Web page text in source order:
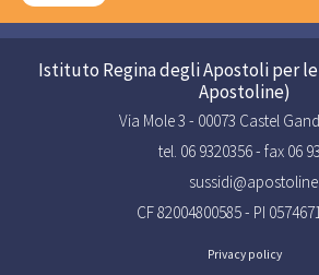
Istituto Regina degli Apostoli per
Apostoline)
Via Mole 3 - 00073 Castel
tel. 06 9320356 - fax 06
CF 82004800585 - PI
Privacy policy